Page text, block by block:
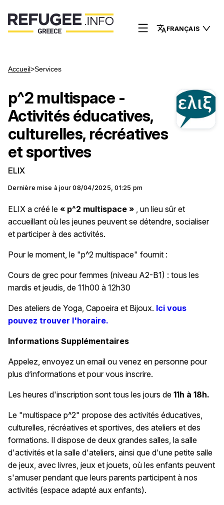
FRANÇAIS
Accueil>Services
p^2 multispace -
Activités éducatives,
culturelles, récréatives
et sportives
ELIX
Dernière mise à jour 08/04/2025, 01:25 pm
ELIX a créé le « p^2 multispace » , un lieu sûr et
accueillant où les jeunes peuvent se détendre, socialiser
et participer à des activités.
Pour le moment, le "p^2 multispace" fournit :
Cours de grec pour femmes (niveau A2-B1) : tous les
mardis et jeudis, de 11h00 à 12h30
Des ateliers de Yoga, Capoeira et Bijoux. Ici vous
pouvez trouver l'horaire.
Informations Supplémentaires
Appelez, envoyez un email ou venez en personne pour
plus d’informations et pour vous inscrire.
Les heures d'inscription sont tous les jours de 11h à 18h.
Le "multispace p^2" propose des activités éducatives,
culturelles, récréatives et sportives, des ateliers et des
formations. Il dispose de deux grandes salles, la salle
d'activités et la salle d'ateliers, ainsi que d'une petite salle
de jeux, avec livres, jeux et jouets, où les enfants peuvent
s'amuser pendant que leurs parents participent à nos
activités (espace adapté aux enfants).